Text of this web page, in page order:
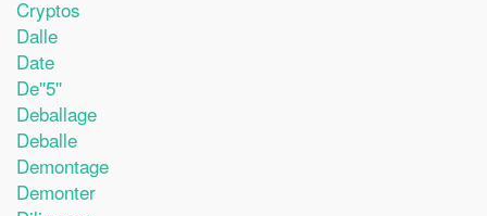
Cryptos
Dalle
Date
De''5''
Deballage
Deballe
Demontage
Demonter